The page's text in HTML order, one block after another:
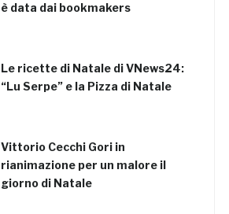
è data dai bookmakers
Le ricette di Natale di VNews24:
“Lu Serpe” e la Pizza di Natale
Vittorio Cecchi Gori in
rianimazione per un malore il
giorno di Natale